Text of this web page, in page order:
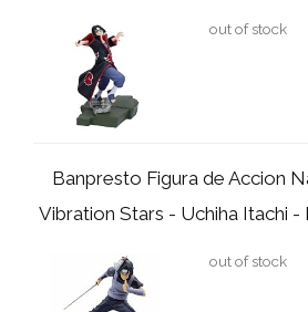
out of stock
Banpresto Figura de Accion
Vibration Stars - Uchiha Itachi -
out of stock